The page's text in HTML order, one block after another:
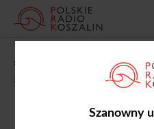
Szanowny
„Słownik na Fali”:
25/04/2026, 12:01